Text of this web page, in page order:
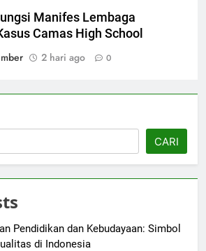
Manifes Lembaga
Camas High School
2 hari ago 0
CARI
Pendidikan dan Kebudayaan: Simbol
di Indonesia